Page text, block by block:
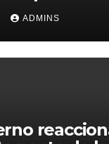
2030 con
por
soberanía
ADMINS